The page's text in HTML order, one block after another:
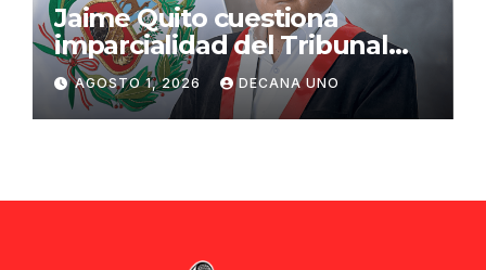
Jaime Quito cuestiona
imparcialidad del Tribunal
Constitucional tras liberación
de Ollanta Humala
AGOSTO 1, 2026 DECANA UNO